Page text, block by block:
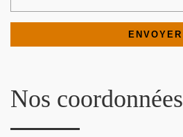
Nos coordonnées